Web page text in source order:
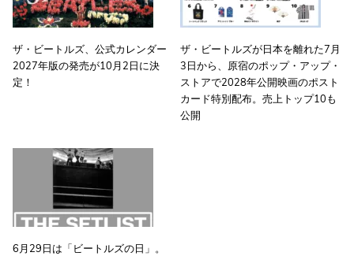
ザ・ビートルズ、公式カレンダー
2027年版の発売が10月2日に決
定！
ザ・ビートルズが日本を離れた7月
3日から、原宿のポップ・アップ・
ストアで2028年公開映画のポスト
カード特別配布。売上トップ10も
公開
6月29日は「ビートルズの日」。